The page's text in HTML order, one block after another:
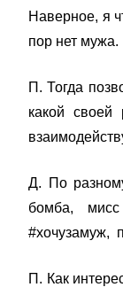
Наверное, я
пор нет мужа.
П. Тогда
какой
Д. По
бомба, мисс
#хочузамуж,
П. Как